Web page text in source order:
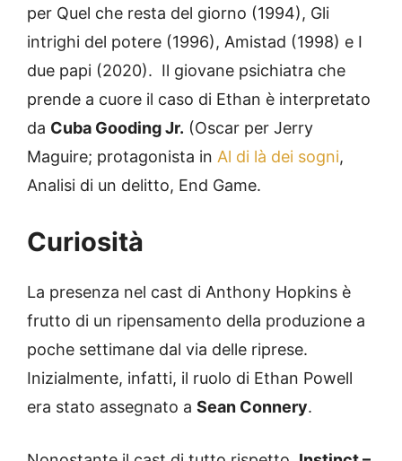
per Quel che resta del giorno (1994), Gli
intrighi del potere (1996), Amistad (1998) e I
due papi (2020). Il giovane psichiatra che
prende a cuore il caso di Ethan è interpretato
da Cuba Gooding Jr. (Oscar per Jerry
Maguire; protagonista in Al di là dei sogni,
Analisi di un delitto, End Game.
Curiosità
La presenza nel cast di Anthony Hopkins è
frutto di un ripensamento della produzione a
poche settimane dal via delle riprese.
Inizialmente, infatti, il ruolo di Ethan Powell
era stato assegnato a Sean Connery.